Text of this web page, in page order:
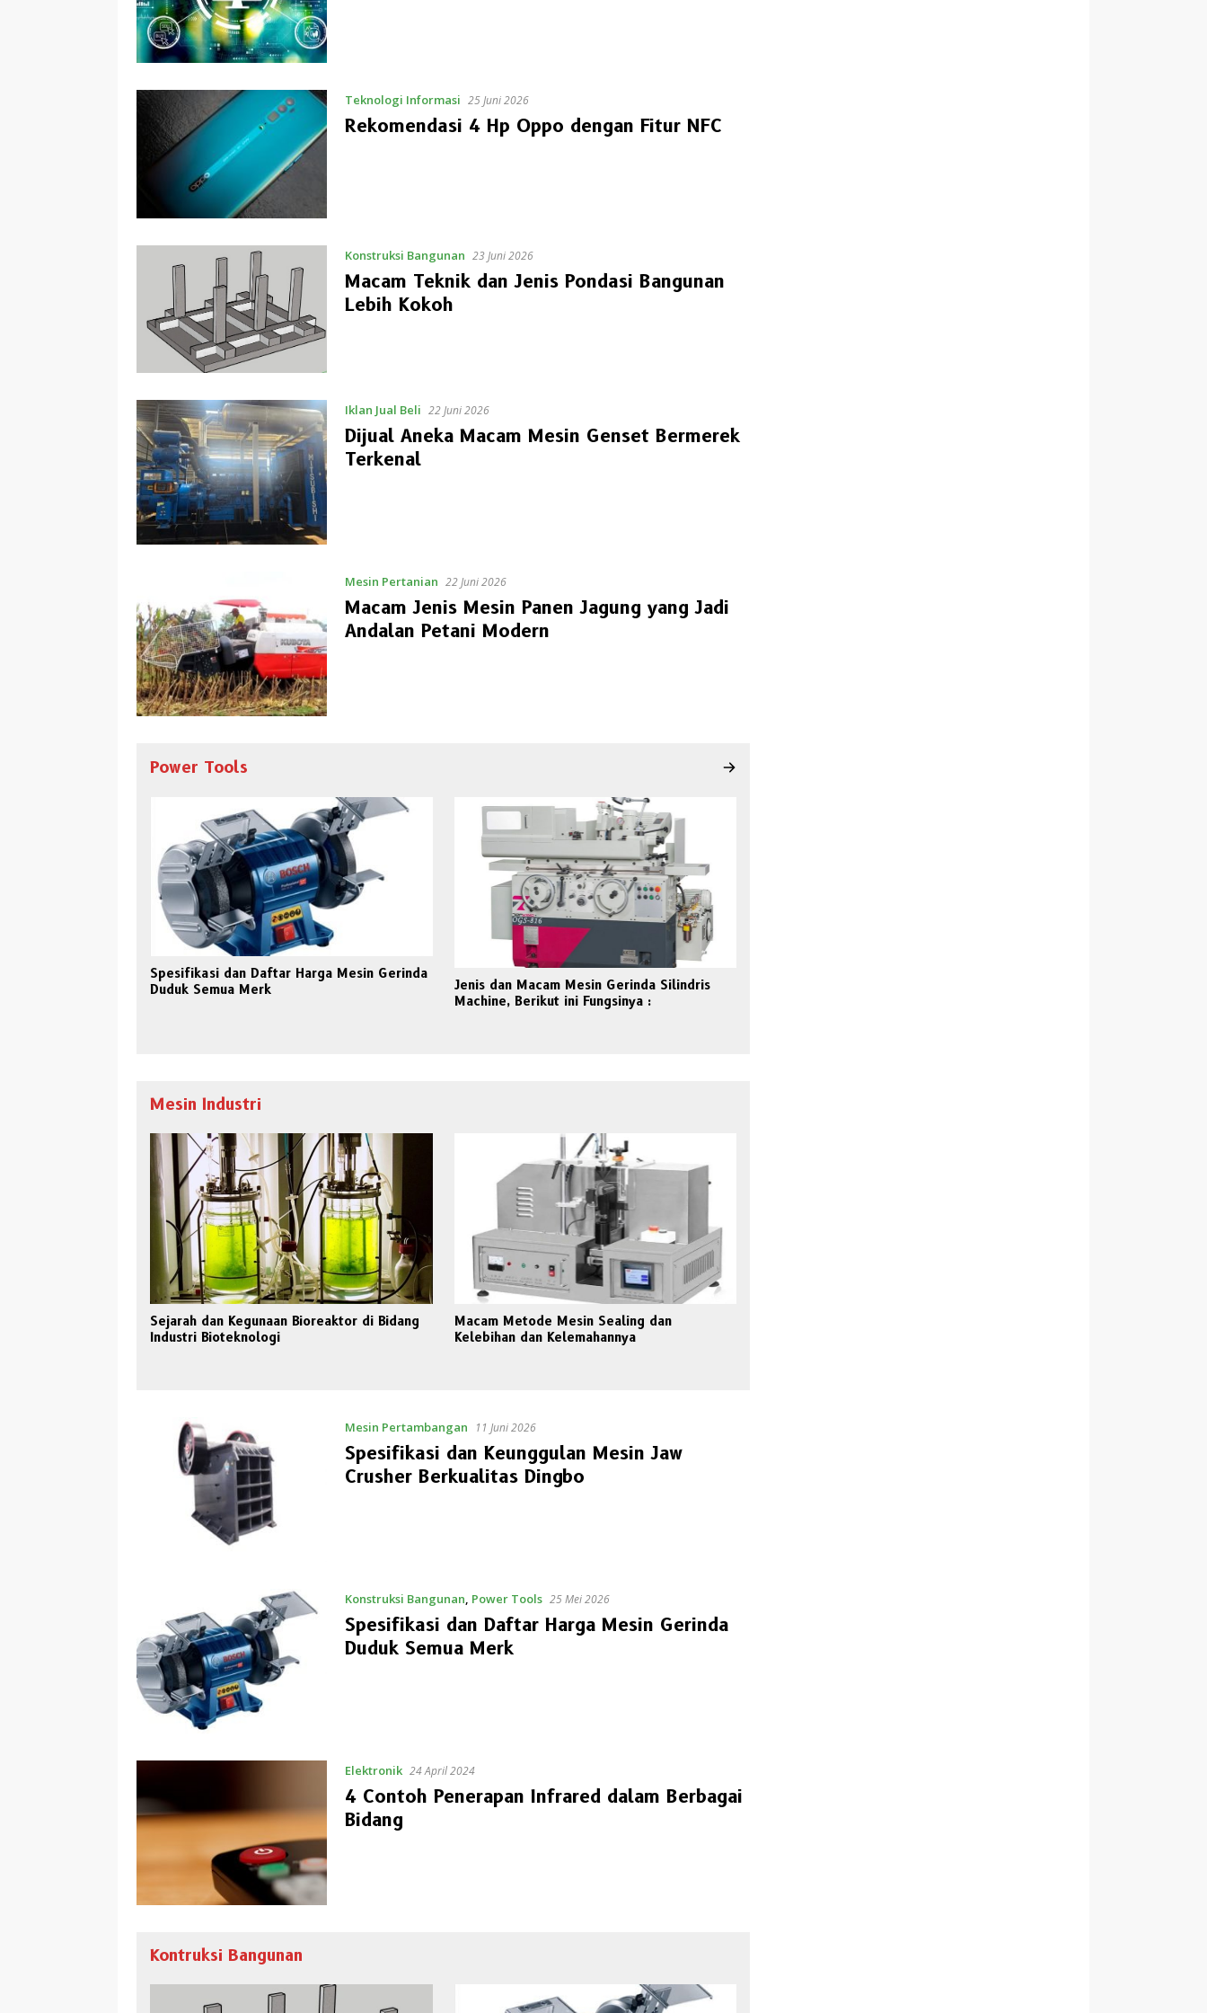
Teknologi Informasi 25 Juni 2026
Rekomendasi 4 Hp Oppo dengan Fitur NFC
Konstruksi Bangunan 23 Juni 2026
Macam Teknik dan Jenis Pondasi Bangunan
Lebih Kokoh
Iklan Jual Beli 22 Juni 2026
Dijual Aneka Macam Mesin Genset Bermerek
Terkenal
Mesin Pertanian 22 Juni 2026
Macam Jenis Mesin Panen Jagung yang Jadi
Andalan Petani Modern
Power Tools
Spesifikasi dan Daftar Harga Mesin Gerinda
Duduk Semua Merk
Jenis dan Macam Mesin Gerinda Silindris
Machine, Berikut ini Fungsinya :
Mesin Industri
Sejarah dan Kegunaan Bioreaktor di Bidang
Industri Bioteknologi
Macam Metode Mesin Sealing dan
Kelebihan dan Kelemahannya
Mesin Pertambangan 11 Juni 2026
Spesifikasi dan Keunggulan Mesin Jaw
Crusher Berkualitas Dingbo
Konstruksi Bangunan Power Tools 25 Mei 2026
Spesifikasi dan Daftar Harga Mesin Gerinda
Duduk Semua Merk
Elektronik 24 April 2024
4 Contoh Penerapan Infrared dalam Berbagai
Bidang
Kontruksi Bangunan